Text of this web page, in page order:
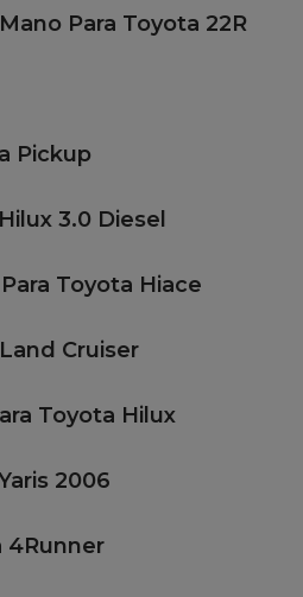
Para Toyota 22R
Pickup
3.0 Diesel
Toyota Hiace
Cruiser
Toyota Hilux
2006
4Runner